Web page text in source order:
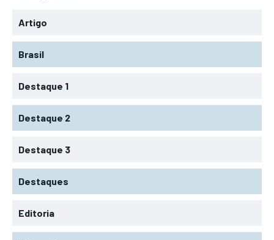
Artigo
Brasil
Destaque 1
Destaque 2
Destaque 3
Destaques
Editoria